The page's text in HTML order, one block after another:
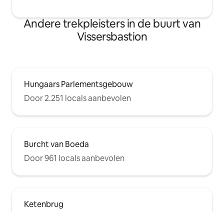
Andere trekpleisters in de buurt van
Vissersbastion
Hungaars Parlementsgebouw
Door 2.251 locals aanbevolen
Burcht van Boeda
Door 961 locals aanbevolen
Ketenbrug